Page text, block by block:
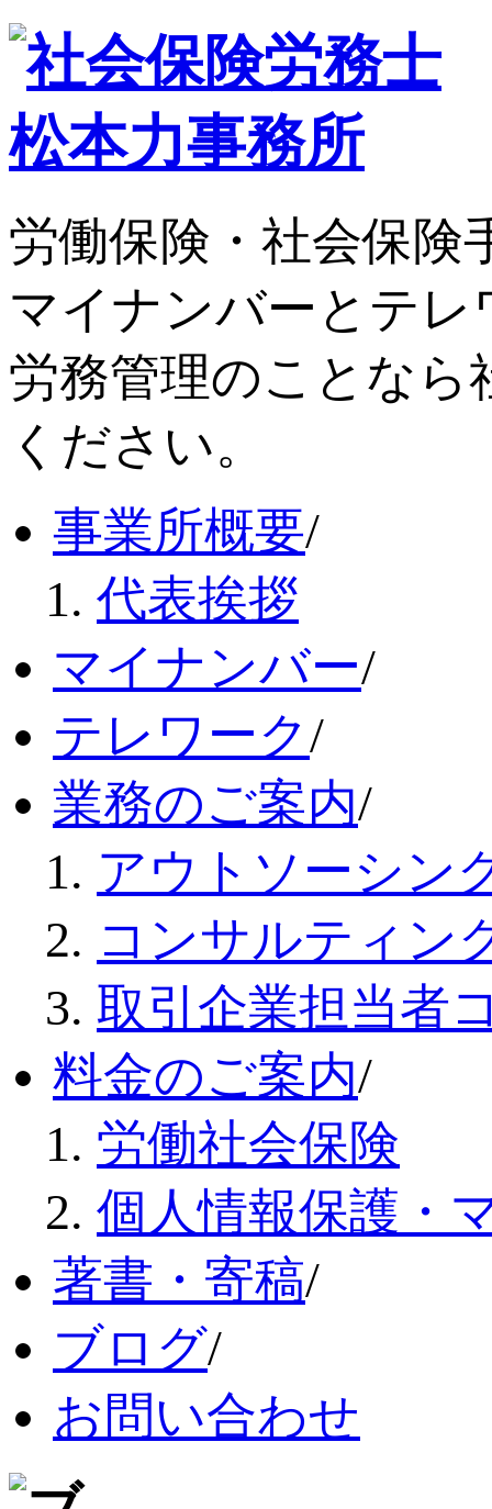
労働保険・社会保険
マイナンバーとテ
労務管理のことなら
ください。
事業所概要/
代表挨拶
マイナンバー/
テレワーク/
業務のご案内/
アウトソーシン
コンサルティン
取引企業担当者
料金のご案内/
労働社会保険
個人情報保護・
著書・寄稿/
ブログ/
お問い合わせ